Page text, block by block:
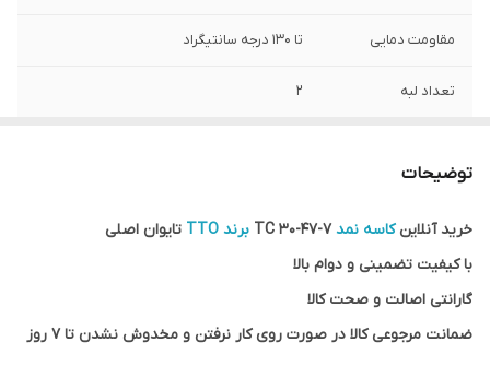
مقاومت دمایی تا 130 درجه سانتیگراد
تعداد لبه 2
توضیحات
خرید آنلاینکاسه نمد7-47-30 TC برند TTO
تایوان اصلی
با کیفیت تضمینی و دوام بالا
گارانتی اصالت و صحت کالا
ضمانت مرجوعی کالا در صورت روی کار نرفتن و مخدوش نشدن تا 7 روز